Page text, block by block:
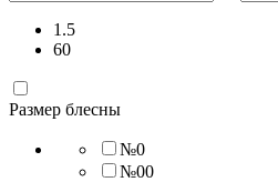
1.5
60
Размер блесны
№0
№00